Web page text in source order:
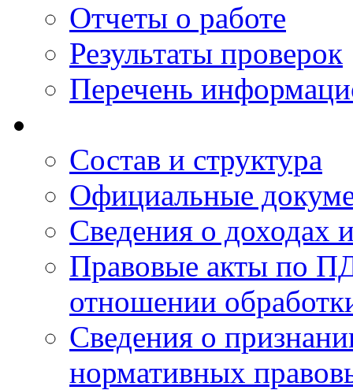
Отчеты о работе
Результаты проверок
Перечень
Состав и структура
Официальные
Сведения о доходах
Правовые акты по
отношении
Сведения о
нормативных